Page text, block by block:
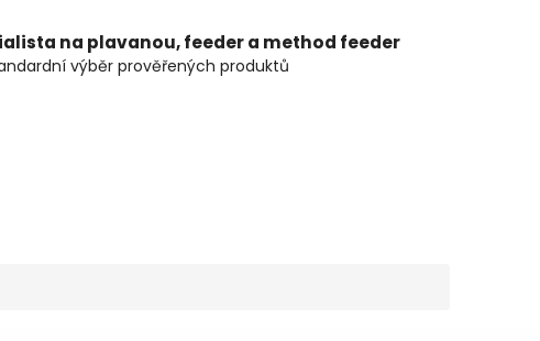
na plavanou, feeder a method feeder
výběr prověřených produktů